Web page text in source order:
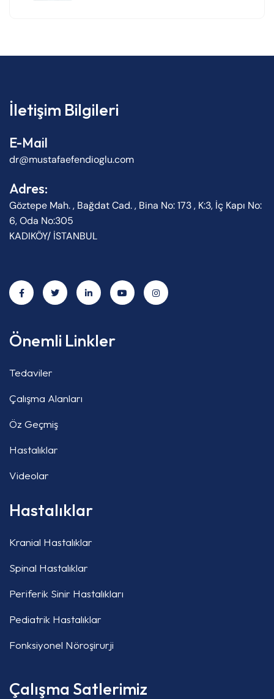
İletişim Bilgileri
E-Mail
dr@mustafaefendioglu.com
Adres:
Göztepe Mah. , Bağdat Cad. , Bina No: 173 , K:3, İç Kapı No:
6, Oda No:305
KADIKÖY/ İSTANBUL
Önemli Linkler
Tedaviler
Çalışma Alanları
Öz Geçmiş
Hastalıklar
Videolar
Hastalıklar
Kranial Hastalıklar
Spinal Hastalıklar
Periferik Sinir Hastalıkları
Pediatrik Hastalıklar
Fonksiyonel Nöroşirurji
Çalışma Satlerimiz